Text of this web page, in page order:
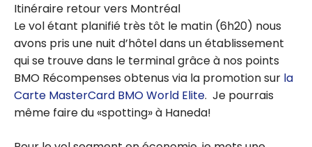
Itinéraire retour vers Montréal
Le vol étant planifié très tôt le matin (6h20) nous
avons pris une nuit d’hôtel dans un établissement
qui se trouve dans le terminal grâce à nos points
BMO Récompenses obtenus via la promotion sur la
Carte MasterCard BMO World Elite. Je pourrais
même faire du «spotting» à Haneda!